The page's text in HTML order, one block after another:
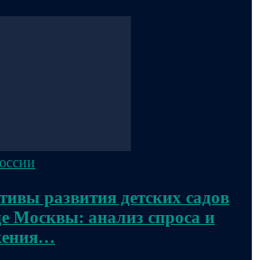
развития детских садов
Москвы: анализ спроса и